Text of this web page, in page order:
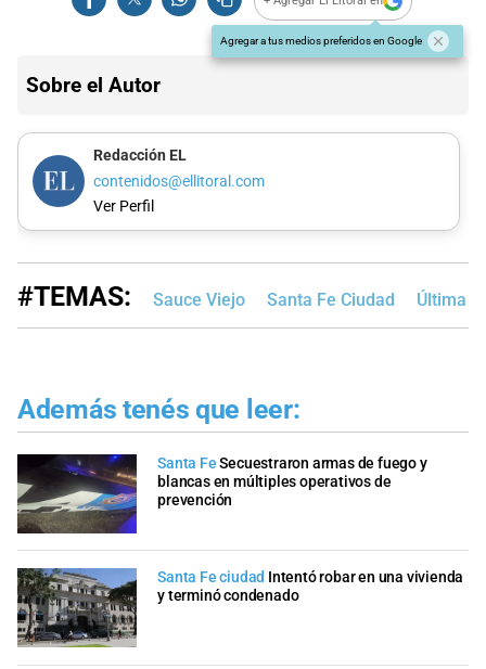
Agregar a tus medios preferidos en Google
Sobre el Autor
Redacción EL
contenidos@ellitoral.com
Ver Perfil
#TEMAS: Sauce Viejo Santa Fe Ciudad Última
Además tenés que leer:
Santa Fe Secuestraron armas de fuego y
blancas en múltiples operativos de
prevención
Santa Fe ciudad Intentó robar en una vivienda
y terminó condenado